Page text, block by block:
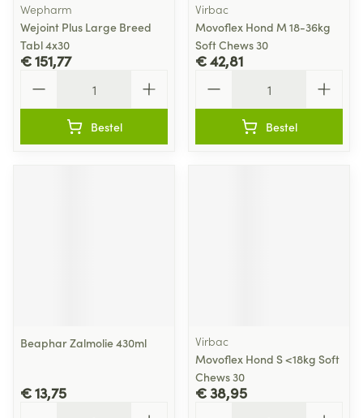
Wepharm
Wejoint Plus Large Breed
Tabl 4x30
€ 151,77
Bestel
Virbac
Movoflex Hond M 18-36kg
Soft Chews 30
€ 42,81
Bestel
Beaphar Zalmolie 430ml
€ 13,75
Virbac
Movoflex Hond S <18kg Soft
Chews 30
€ 38,95